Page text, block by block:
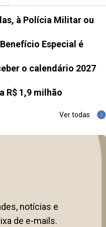
à Polícia Militar ou
Especial é
o calendário 2027
R$ 1,9 milhão
Ver todas
notícias e
de e-mails.